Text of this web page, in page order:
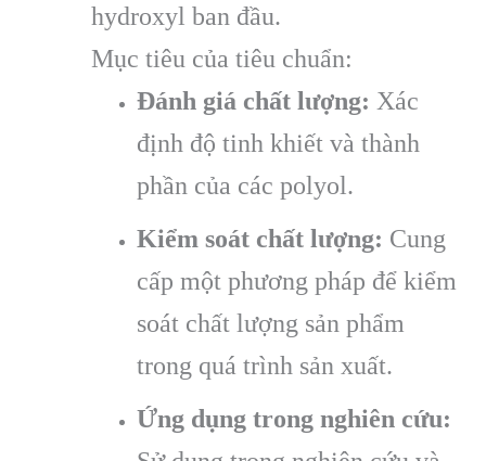
hydroxyl ban đầu.
Mục tiêu của tiêu chuẩn:
Đánh giá chất lượng: Xác
định độ tinh khiết và thành
phần của các polyol.
Kiểm soát chất lượng: Cung
cấp một phương pháp để kiểm
soát chất lượng sản phẩm
trong quá trình sản xuất.
Ứng dụng trong nghiên cứu: